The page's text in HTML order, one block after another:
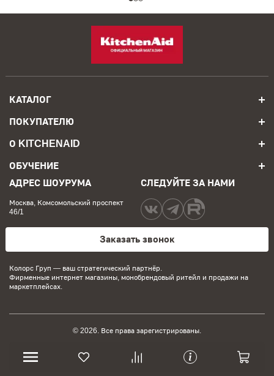
КАТАЛОГ
ПОКУПАТЕЛЮ
О KITCHENAID
ОБУЧЕНИЕ
АДРЕС ШОУРУМА
Москва, Комсомольский проспект
46/1
СЛЕДУЙТЕ ЗА НАМИ
Заказать звонок
Колорс Груп — ваш стратегический партнёр.
Фирменные интернет магазины, монобрендовый ритейл и продажи на
маркетплейсах.
© 2026. Все права зарегистрированы.